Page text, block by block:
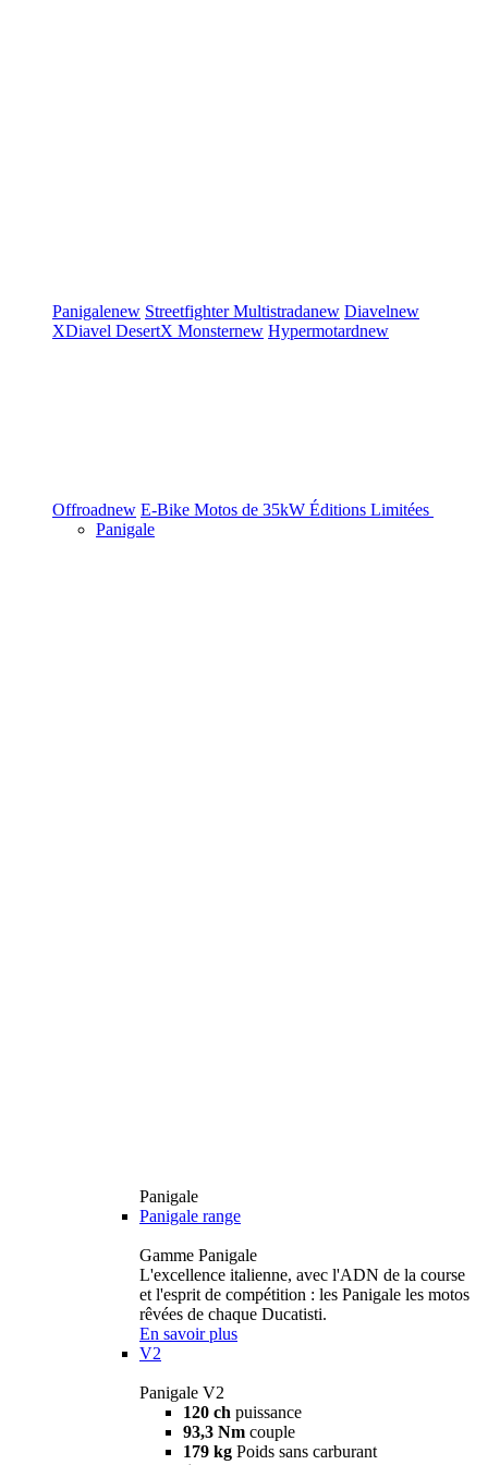
Panigalenew StreetfighterMultistradanew Diavelnew
XDiavel DesertX Monsternew Hypermotardnew
Offroadnew E-Bike Motos de 35kW Éditions Limitées
Panigale
Panigale
Panigale range
Gamme Panigale
L'excellence italienne, avec l'ADN de la course
et l'esprit de compétition : les Panigale les motos
rêvées de chaque Ducatisti.
En savoir plus
V2
Panigale V2
120 ch puissance
93,3 Nm couple
179 kg Poids sans carburant